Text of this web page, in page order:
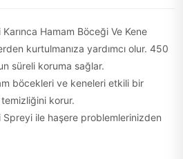
Hamam Böceği Ve Kene
kurtulmanıza yardımcı olur. 450
süreli koruma sağlar.
böcekleri ve keneleri etkili bir
korur.
ile haşere problemlerinizden